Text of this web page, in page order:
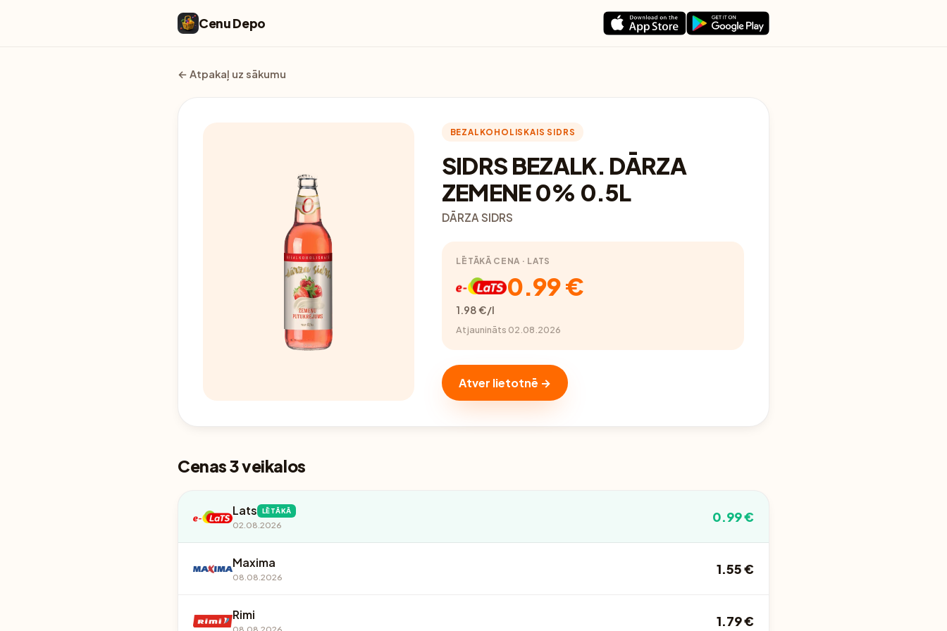
Cenu Depo
← Atpakaļ uz sākumu
BEZALKOHOLISKAIS SIDRS
SIDRS BEZALK. DĀRZA
ZEMENE 0% 0.5L
DĀRZA SIDRS
LĒTĀKĀ CENA · LATS
0.99 €
1.98 €/l
Atjaunināts 02.08.2026
Atver lietotnē →
Cenas 3 veikalos
Lats LĒTĀKĀ
02.08.2026
0.99 €
Maxima
08.08.2026
1.55 €
Rimi 1.79 €